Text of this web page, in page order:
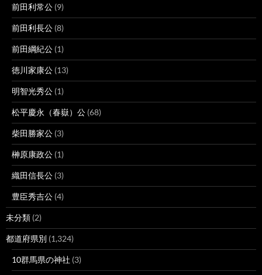
前田利常公 (9)
前田利長公 (8)
前田綱紀公 (1)
徳川家康公 (13)
明智光秀公 (1)
松平慶永（春嶽）公 (68)
柴田勝家公 (3)
榊原康政公 (1)
織田信長公 (3)
豊臣秀吉公 (4)
未分類 (2)
都道府県別 (1,324)
10群馬県の神社 (3)